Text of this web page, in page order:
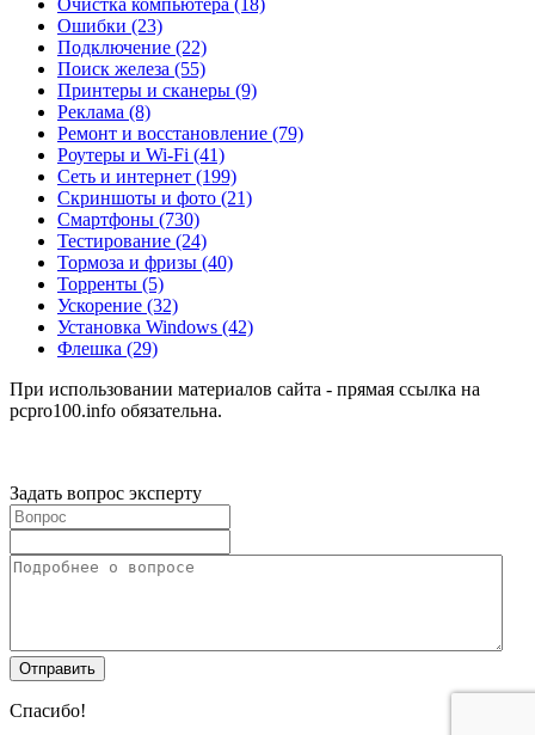
Очистка компьютера (18)
Ошибки (23)
Подключение (22)
Поиск железа (55)
Принтеры и сканеры (9)
Реклама (8)
Ремонт и восстановление (79)
Роутеры и Wi-Fi (41)
Сеть и интернет (199)
Скриншоты и фото (21)
Смартфоны (730)
Тестирование (24)
Тормоза и фризы (40)
Торренты (5)
Ускорение (32)
Установка Windows (42)
Флешка (29)
При использовании материалов сайта - прямая ссылка на
pcpro100.info обязательна.
Задать вопрос эксперту
Спасибо!